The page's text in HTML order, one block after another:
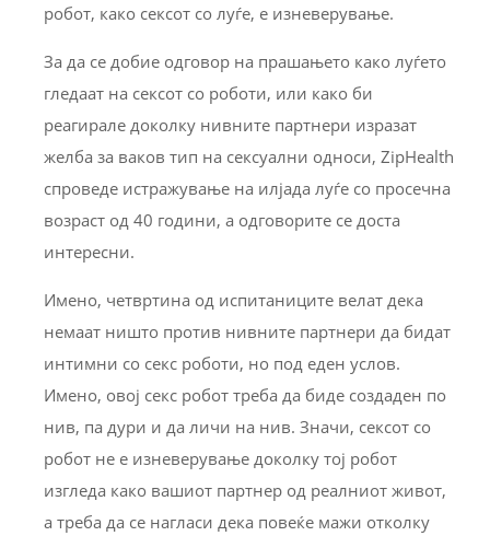
робот, како сексот со луѓе, е изневерување.
За да се добие одговор на прашањето како луѓето
гледаат на сексот со роботи, или како би
реагирале доколку нивните партнери изразат
желба за ваков тип на сексуални односи, ZipHealth
спроведе истражување на илјада луѓе со просечна
возраст од 40 години, а одговорите се доста
интересни.
Имено, четвртина од испитаниците велат дека
немаат ништо против нивните партнери да бидат
интимни со секс роботи, но под еден услов.
Имено, овој секс робот треба да биде создаден по
нив, па дури и да личи на нив. Значи, сексот со
робот не е изневерување доколку тој робот
изгледа како вашиот партнер од реалниот живот,
а треба да се нагласи дека повеќе мажи отколку